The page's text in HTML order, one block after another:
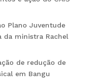
Plano Juventude
da ministra Rachel
de redução de
em Bangu